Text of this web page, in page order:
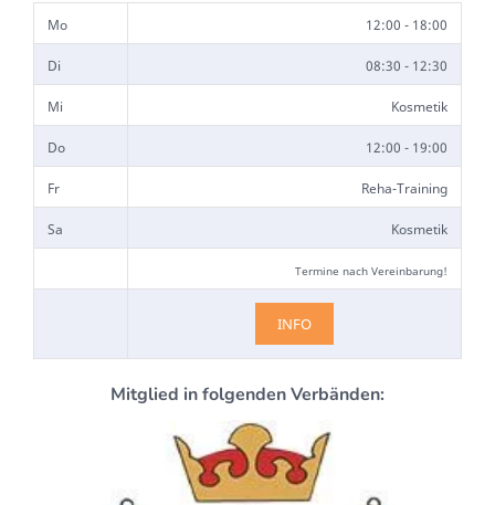
Mo 12:00 - 18:00
Di 08:30 - 12:30
Mi Kosmetik
Do 12:00 - 19:00
Fr Reha-Training
Sa Kosmetik
Termine nach Vereinbarung!
INFO
Mitglied in folgenden Verbänden: